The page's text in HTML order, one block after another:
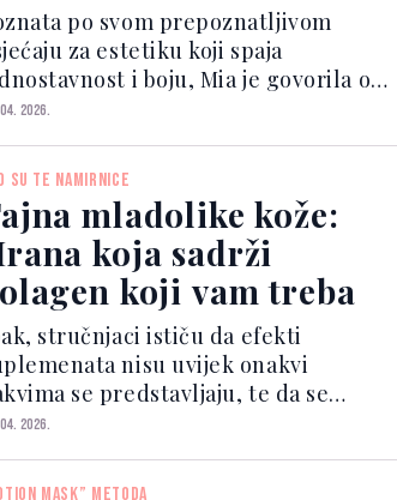
po svom prepoznatljivom
za estetiku koji spaja
i boju, Mia je govorila o
kako minimalizam može biti sve
i nosive kombinacije.
smo se i ključnih...
2026.
SU TE NAMIRNICE
mladolike kože:
koja sadrži
koji vam treba
stručnjaci ističu da efekti
nisu uvijek onakvi
se predstavljaju, te da se
može efikasno unijeti i kroz
je za elastičnost kože, zdravlje
2026.
MASK” METODA